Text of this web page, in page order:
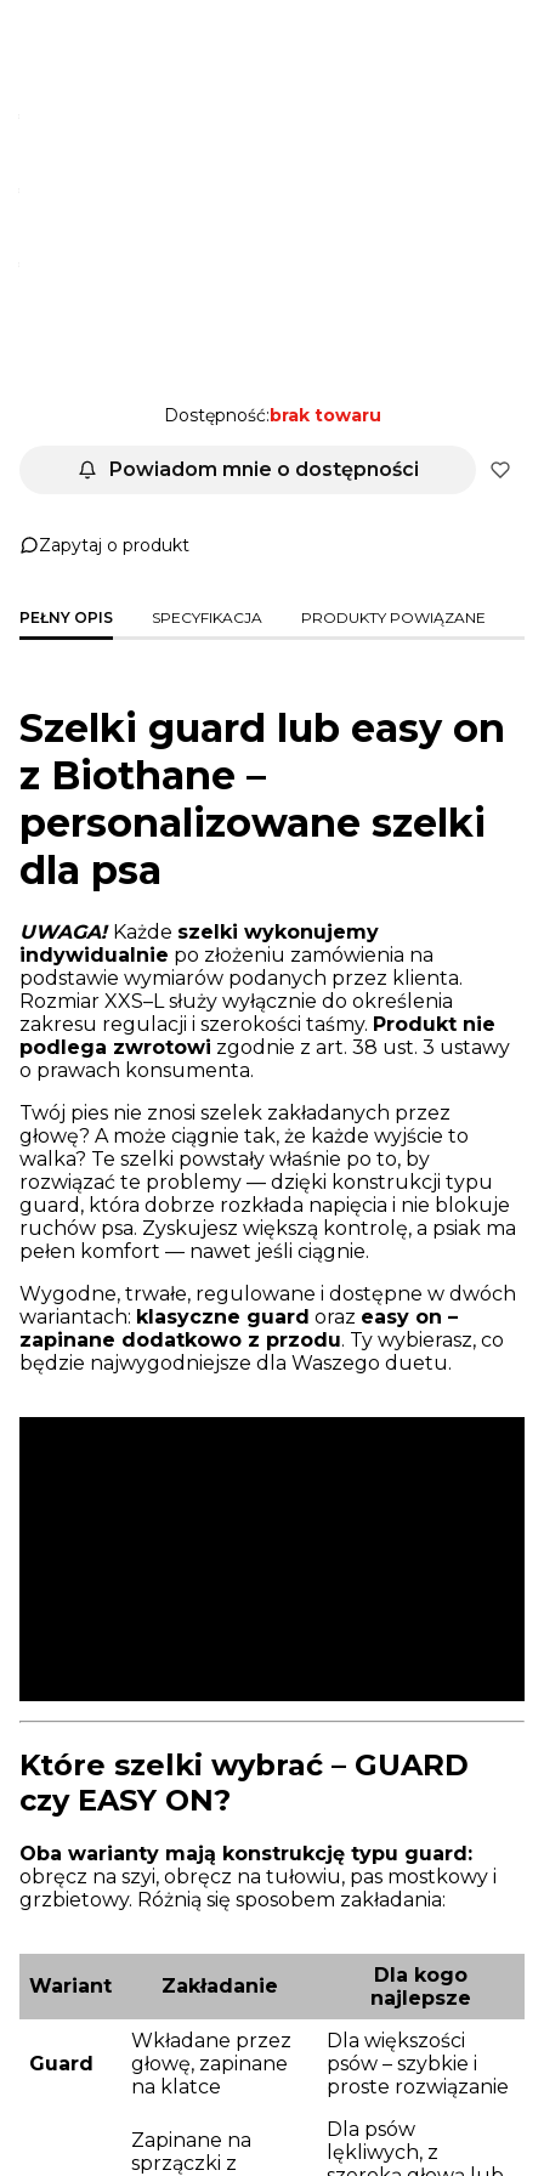
Dostępność:brak towaru
Powiadom mnie o dostępności
Zapytaj o produkt
PEŁNY OPIS SPECYFIKACJA PRODUKTY POWIĄZANE
Szelki guard lub easy on
z Biothane –
personalizowane szelki
dla psa
UWAGA! Każde szelki wykonujemy
indywidualnie po złożeniu zamówienia na
podstawie wymiarów podanych przez klienta.
Rozmiar XXS–L służy wyłącznie do określenia
zakresu regulacji i szerokości taśmy. Produkt nie
podlega zwrotowi zgodnie z art. 38 ust. 3 ustawy
o prawach konsumenta.
Twój pies nie znosi szelek zakładanych przez
głowę? A może ciągnie tak, że każde wyjście to
walka? Te szelki powstały właśnie po to, by
rozwiązać te problemy — dzięki konstrukcji typu
guard, która dobrze rozkłada napięcia i nie blokuje
ruchów psa. Zyskujesz większą kontrolę, a psiak ma
pełen komfort — nawet jeśli ciągnie.
Wygodne, trwałe, regulowane i dostępne w dwóch
wariantach: klasyczne guard oraz easy on –
zapinane dodatkowo z przodu. Ty wybierasz, co
będzie najwygodniejsze dla Waszego duetu.
Które szelki wybrać – GUARD
czy EASY ON?
Oba warianty mają konstrukcję typu guard:
obręcz na szyi, obręcz na tułowiu, pas mostkowy i
grzbietowy. Różnią się sposobem zakładania:
Wariant Zakładanie
Dla kogo
najlepsze
Guard
Wkładane przez
głowę, zapinane
na klatce
Dla większości
psów – szybkie i
proste rozwiązanie
Zapinane na
sprzączki z
Dla psów
lękliwych, z